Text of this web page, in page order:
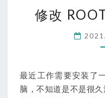
修改
最近工作需要安装了
脑，不知道是不是很久